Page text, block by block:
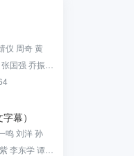
仪 周奇 黄
国强 乔振
张铎 白冰 赵
幕）
鸣 刘洋 孙
李东学 谭松